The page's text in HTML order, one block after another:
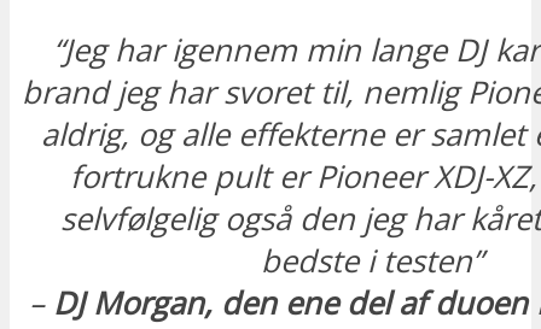
“Jeg har igennem min lange DJ
brand jeg har svoret til, nemlig
aldrig, og alle effekterne er samlet
fortrukne pult er Pioneer XDJ-
selvfølgelig også den jeg har
bedste i testen”
– DJ Morgan, den ene del af duoen